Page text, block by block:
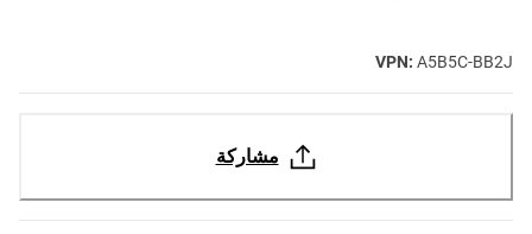
VPN: A5B5C-BB2J
مشاركة